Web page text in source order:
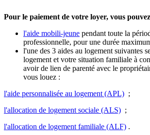
Pour le paiement de votre loyer, vous
l'aide mobili-jeune pendant toute la
professionnelle, pour une durée
l'une des 3 aides au logement suivantes
logement et votre situation familiale à
avoir de lien de parenté avec le
vous louez :
l'aide personnalisée au logement (APL) ;
l'allocation de logement sociale (ALS) ;
l'allocation de logement familiale (ALF) .